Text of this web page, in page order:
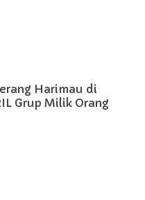
Harimau di
Grup Milik Orang